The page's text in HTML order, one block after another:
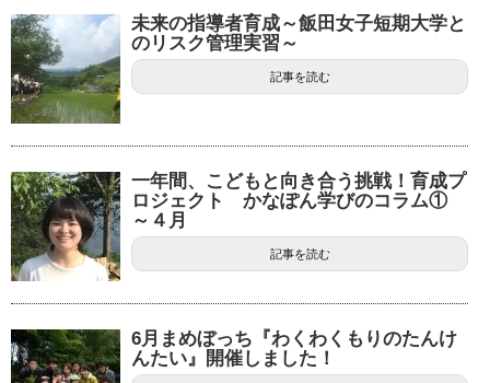
未来の指導者育成～飯田女子短期大学と
のリスク管理実習～
記事を読む
一年間、こどもと向き合う挑戦！育成プ
ロジェクト かなぽん学びのコラム①
～４月
記事を読む
6月まめぼっち『わくわくもりのたんけ
んたい』開催しました！